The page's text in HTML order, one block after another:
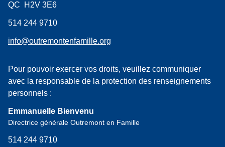
QC H2V 3E6
514 244 9710
info@outremontenfamille.org
Pour pouvoir exercer vos droits, veuillez communiquer
avec la responsable de la protection des renseignements
personnels :
Emmanuelle Bienvenu
Directrice générale Outremont en Famille
514 244 9710